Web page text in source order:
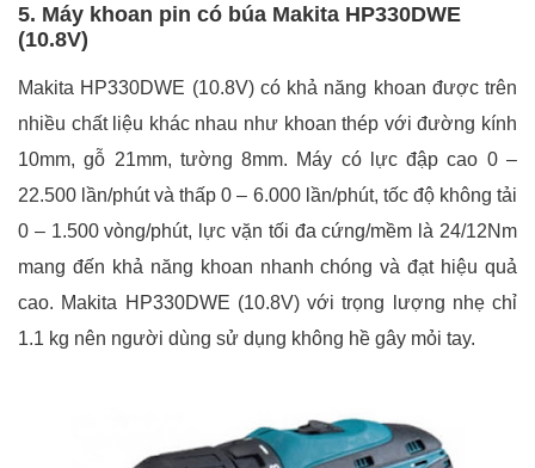
5. Máy khoan pin có búa Makita HP330DWE
(10.8V)
Makita HP330DWE (10.8V) có khả năng khoan được trên
nhiều chất liệu khác nhau như khoan thép với đường kính
10mm, gỗ 21mm, tường 8mm. Máy có lực đập cao 0 –
22.500 lần/phút và thấp 0 – 6.000 lần/phút, tốc độ không tải
0 – 1.500 vòng/phút, lực vặn tối đa cứng/mềm là 24/12Nm
mang đến khả năng khoan nhanh chóng và đạt hiệu quả
cao. Makita HP330DWE (10.8V) với trọng lượng nhẹ chỉ
1.1 kg nên người dùng sử dụng không hề gây mỏi tay.